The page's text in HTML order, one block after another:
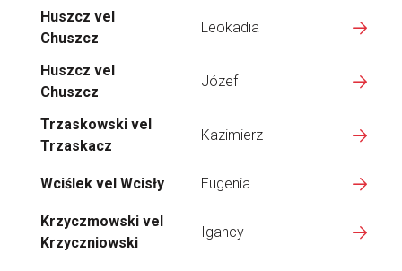
Huszcz vel
Chuszcz
Leokadia
Huszcz vel
Chuszcz
Józef
Trzaskowski vel
Trzaskacz
Kazimierz
Wciślek vel Wcisły Eugenia
Krzyczmowski vel
Krzyczniowski
Igancy